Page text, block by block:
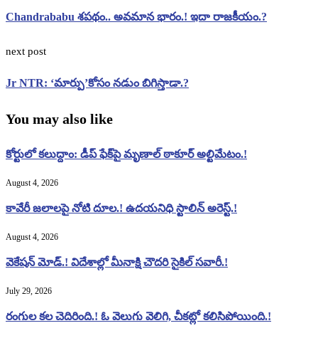
Chandrababu శపథం.. అవమాన భారం.! ఇదా రాజకీయం.?
next post
Jr NTR: ‘మార్పు’కోసం నడుం బిగిస్తాడా.?
You may also like
కోర్టులో కలుద్దాం: డీప్ ఫేక్‌పై మృణాల్ ఠాకూర్ అల్టిమేటం.!
August 4, 2026
కావేరీ జలాలపై నోటి దూల.! ఉదయనిధి స్టాలిన్ అరెస్ట్.!
August 4, 2026
వెకేషన్ మోడ్.! విదేశాల్లో మీనాక్షి చౌదరి సైకిల్ సవారీ.!
July 29, 2026
రంగుల కల చెదిరింది.! ఓ వెలుగు వెలిగి, చీకట్లో కలిసిపోయింది.!